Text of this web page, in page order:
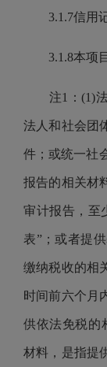
3.1.7信用记
3.1.8本项目
注1：(1)法
法人和社会团
件；或统一社
报告的相关材
审计报告，至
表”；或者提
缴纳税收的相
时间前六个月
供依法免税的
材料，是指提